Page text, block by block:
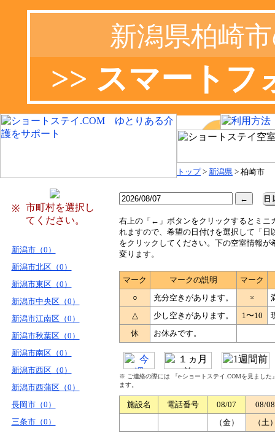
新潟県柏崎
>> スマートフ
トップ> 新潟県 > 柏崎市
※
市町村を選択し
てください。
新潟市（0）
新潟市北区（0）
新潟市東区（0）
新潟市中央区（0）
新潟市江南区（0）
新潟市秋葉区（0）
新潟市南区（0）
新潟市西区（0）
新潟市西蒲区（0）
長岡市（0）
三条市（0）
右 上の「←」ボタンをクリックするとミニ
れますので、希望の日付けを選択して「日
をクリックしてください。下の空室情報が
変ります。
マーク マークの説明
マーク
○
充分空きがあります。 ×
△
少し空きがあります。 1〜10
休
お休みです。
※ ご連絡の際には 『e-ショートステイ.COMを見まし
ます。
施設名 電話番号 08/07
08/08
（金）
（土